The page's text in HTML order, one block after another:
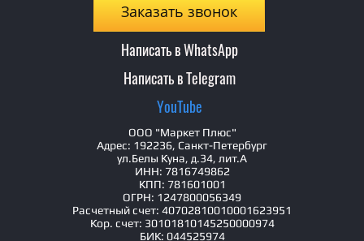
Заказать звонок
Написать в WhatsApp
Написать в Telegram
YouTube
ООО "Маркет Плюс"
Адрес: 192236, Санкт-Петербург
ул.Белы Куна, д.34, лит.А
ИНН: 7816749862
КПП: 781601001
ОГРН: 1247800056349
Расчетный счет: 40702810010001623951
Кор. счет: 30101810145250000974
БИК: 044525974